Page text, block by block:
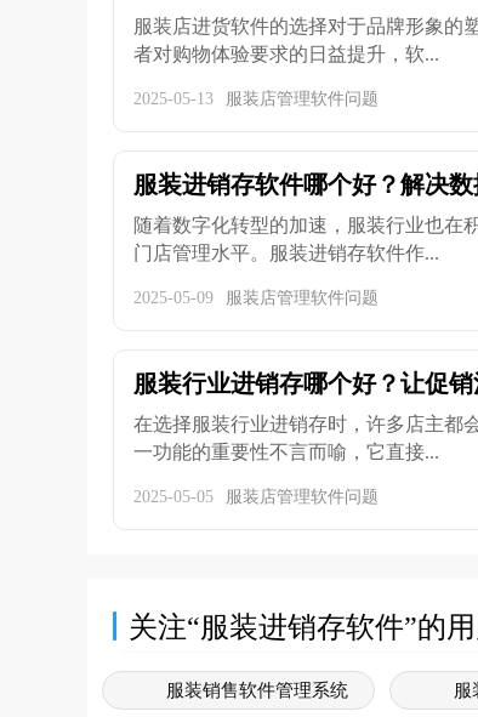
服装店进货软件的选择对于品牌形象的
者对购物体验要求的日益提升，软...
2025-05-13 服装店管理软件问题
服装进销存软件哪个好？解决
随着数字化转型的加速，服装行业也在
门店管理水平。服装进销存软件作...
2025-05-09 服装店管理软件问题
服装行业进销存哪个好？让促销
在选择服装行业进销存时，许多店主都
一功能的重要性不言而喻，它直接...
2025-05-05 服装店管理软件问题
关注“服装进销存软件”的
服装销售软件管理系统